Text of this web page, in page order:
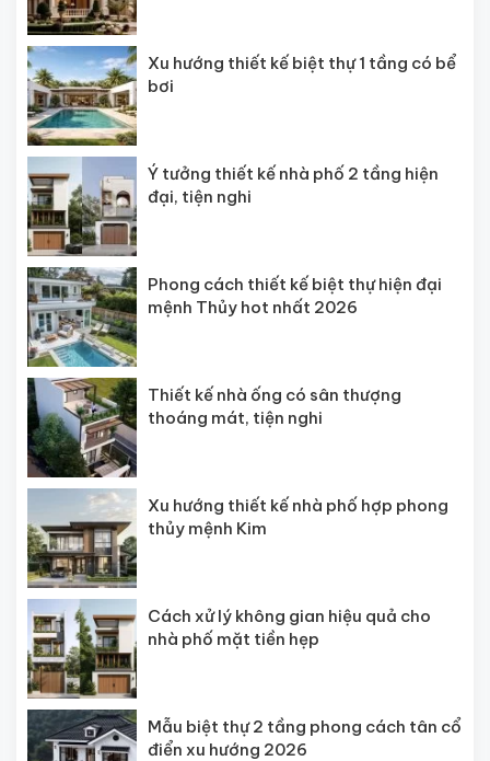
Xu hướng thiết kế biệt thự 1 tầng có bể
bơi
Ý tưởng thiết kế nhà phố 2 tầng hiện
đại, tiện nghi
Phong cách thiết kế biệt thự hiện đại
mệnh Thủy hot nhất 2026
Thiết kế nhà ống có sân thượng
thoáng mát, tiện nghi
Xu hướng thiết kế nhà phố hợp phong
thủy mệnh Kim
Cách xử lý không gian hiệu quả cho
nhà phố mặt tiền hẹp
Mẫu biệt thự 2 tầng phong cách tân cổ
điển xu hướng 2026